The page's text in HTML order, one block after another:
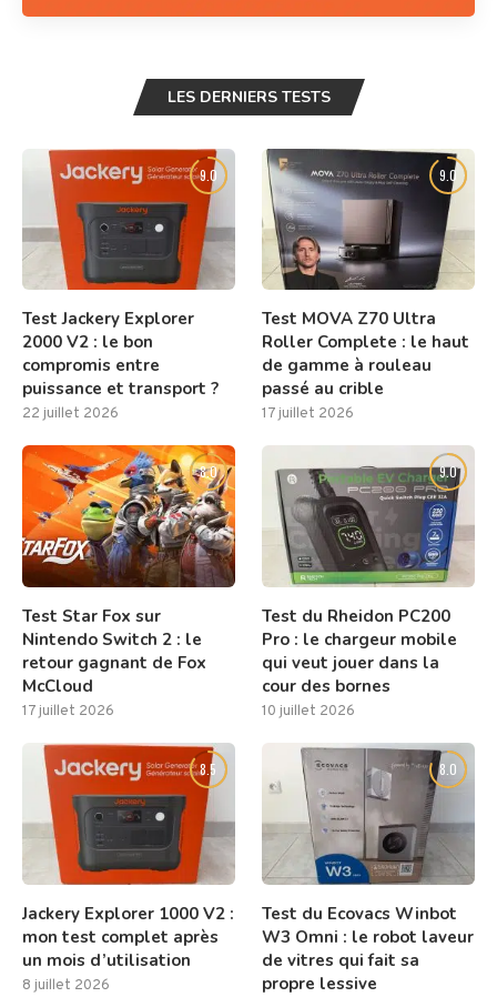
LES DERNIERS TESTS
9.0
Test Jackery Explorer
2000 V2 : le bon
compromis entre
puissance et transport ?
22 juillet 2026
9.0
Test MOVA Z70 Ultra
Roller Complete : le haut
de gamme à rouleau
passé au crible
17 juillet 2026
8.0
Test Star Fox sur
Nintendo Switch 2 : le
retour gagnant de Fox
McCloud
17 juillet 2026
9.0
Test du Rheidon PC200
Pro : le chargeur mobile
qui veut jouer dans la
cour des bornes
10 juillet 2026
8.5
Jackery Explorer 1000 V2 :
mon test complet après
un mois d’utilisation
8 juillet 2026
8.0
Test du Ecovacs Winbot
W3 Omni : le robot laveur
de vitres qui fait sa
propre lessive